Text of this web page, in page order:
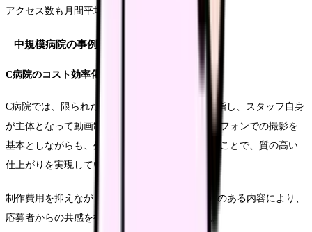
アクセス数も月間平均で3倍に伸びています。
中規模病院の事例
C病院のコスト効率化
C病院では、限られた予算内で最大限の効果を目指し、スタッフ自身
が主体となって動画制作を行いました。スマートフォンでの撮影を
基本としながらも、外部の編集専門家に依頼することで、質の高い
仕上がりを実現しています。
制作費用を抑えながらも、authenticity（本物感）のある内容により、
応募者からの共感を得ることに成功しています。